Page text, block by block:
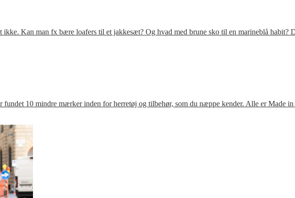
ikke. Kan man fx bære loafers til et jakkesæt? Og hvad med brune sko til en marineblå
fundet 10 mindre mærker inden for herretøj og tilbehør, som du næppe kender. Alle er Made